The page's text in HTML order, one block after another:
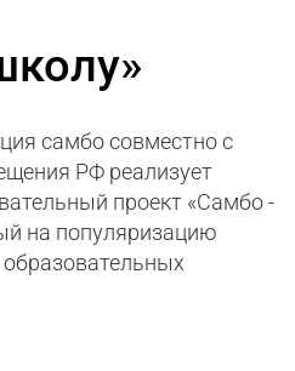
самбо совместно с
РФ реализует
проект «Самбо -
на популяризацию